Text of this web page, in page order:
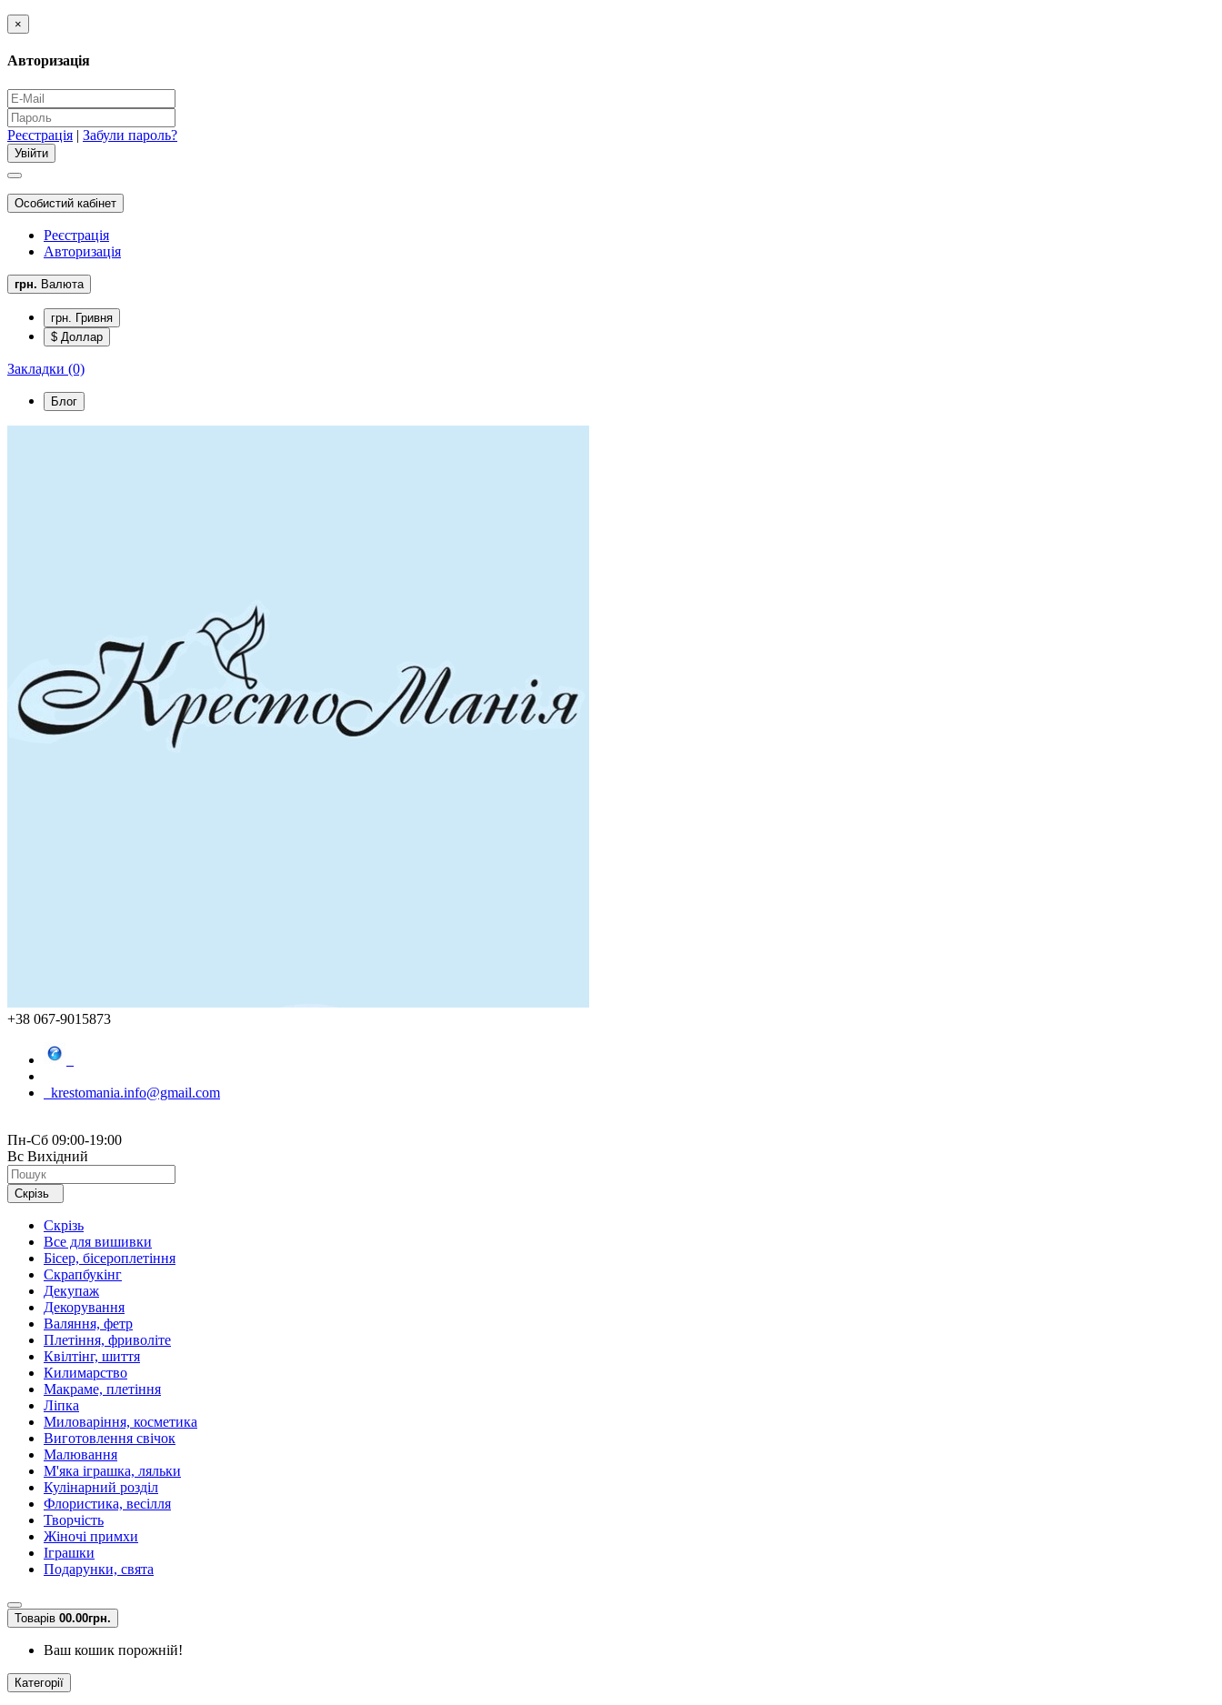
×
Авторизація
Реєстрація | Забули пароль?
Особистий кабінет
Реєстрація
Авторизація
грн. Валюта
грн. Гривня
$ Доллар
Закладки (0)
Блог
+38 067-9015873
krestomania.info@gmail.com
Пн-Сб 09:00-19:00
Вс Вихідний
Скрізь
Скрізь
Все для вишивки
Бісер, бісероплетіння
Скрапбукінг
Декупаж
Декорування
Валяння, фетр
Плетіння, фриволіте
Квілтінг, шиття
Килимарство
Макраме, плетіння
Ліпка
Миловаріння, косметика
Виготовлення свічок
Малювання
М'яка іграшка, ляльки
Кулінарний розділ
Флористика, весілля
Творчість
Жіночі примхи
Іграшки
Подарунки, свята
Товарів 00.00грн.
Ваш кошик порожній!
Категорії